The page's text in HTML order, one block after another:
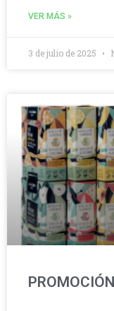
VER MÁS »
3 de julio de 2025